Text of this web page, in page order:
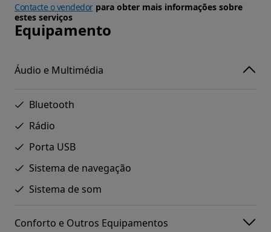
Contacte o vendedorpara obter mais informações sobre
estes serviços
Equipamento
Áudio e Multimédia
Bluetooth
Rádio
Porta USB
Sistema de navegação
Sistema de som
Conforto e Outros Equipamentos